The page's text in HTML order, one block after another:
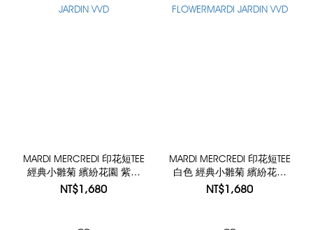
MARDI MERCREDI 印花短TEE
經典小雛菊 繽紛花園 紫花
修身 SLIM TSHIRT
NT$1,680
MARDI MERCREDI 印花短TEE
白色 經典小雛菊 繽紛花園
淺紫花 修身 SLIM TSHIRT
NT$1,680